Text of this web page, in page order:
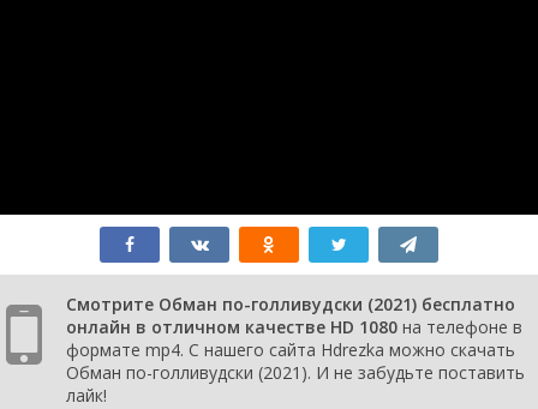
Смотрите Обман по-голливудски (2021) бесплатно
онлайн в отличном качестве HD 1080 на телефоне в
формате mp4. С нашего сайта Hdrezka можно скачать
Обман по-голливудски (2021). И не забудьте поставить
лайк!